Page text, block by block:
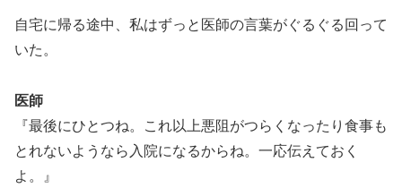
自宅に帰る途中、私はずっと医師の言葉がぐるぐる回って
いた。
医師
『最後にひとつね。これ以上悪阻がつらくなったり食事も
とれないようなら入院になるからね。一応伝えておく
よ。』